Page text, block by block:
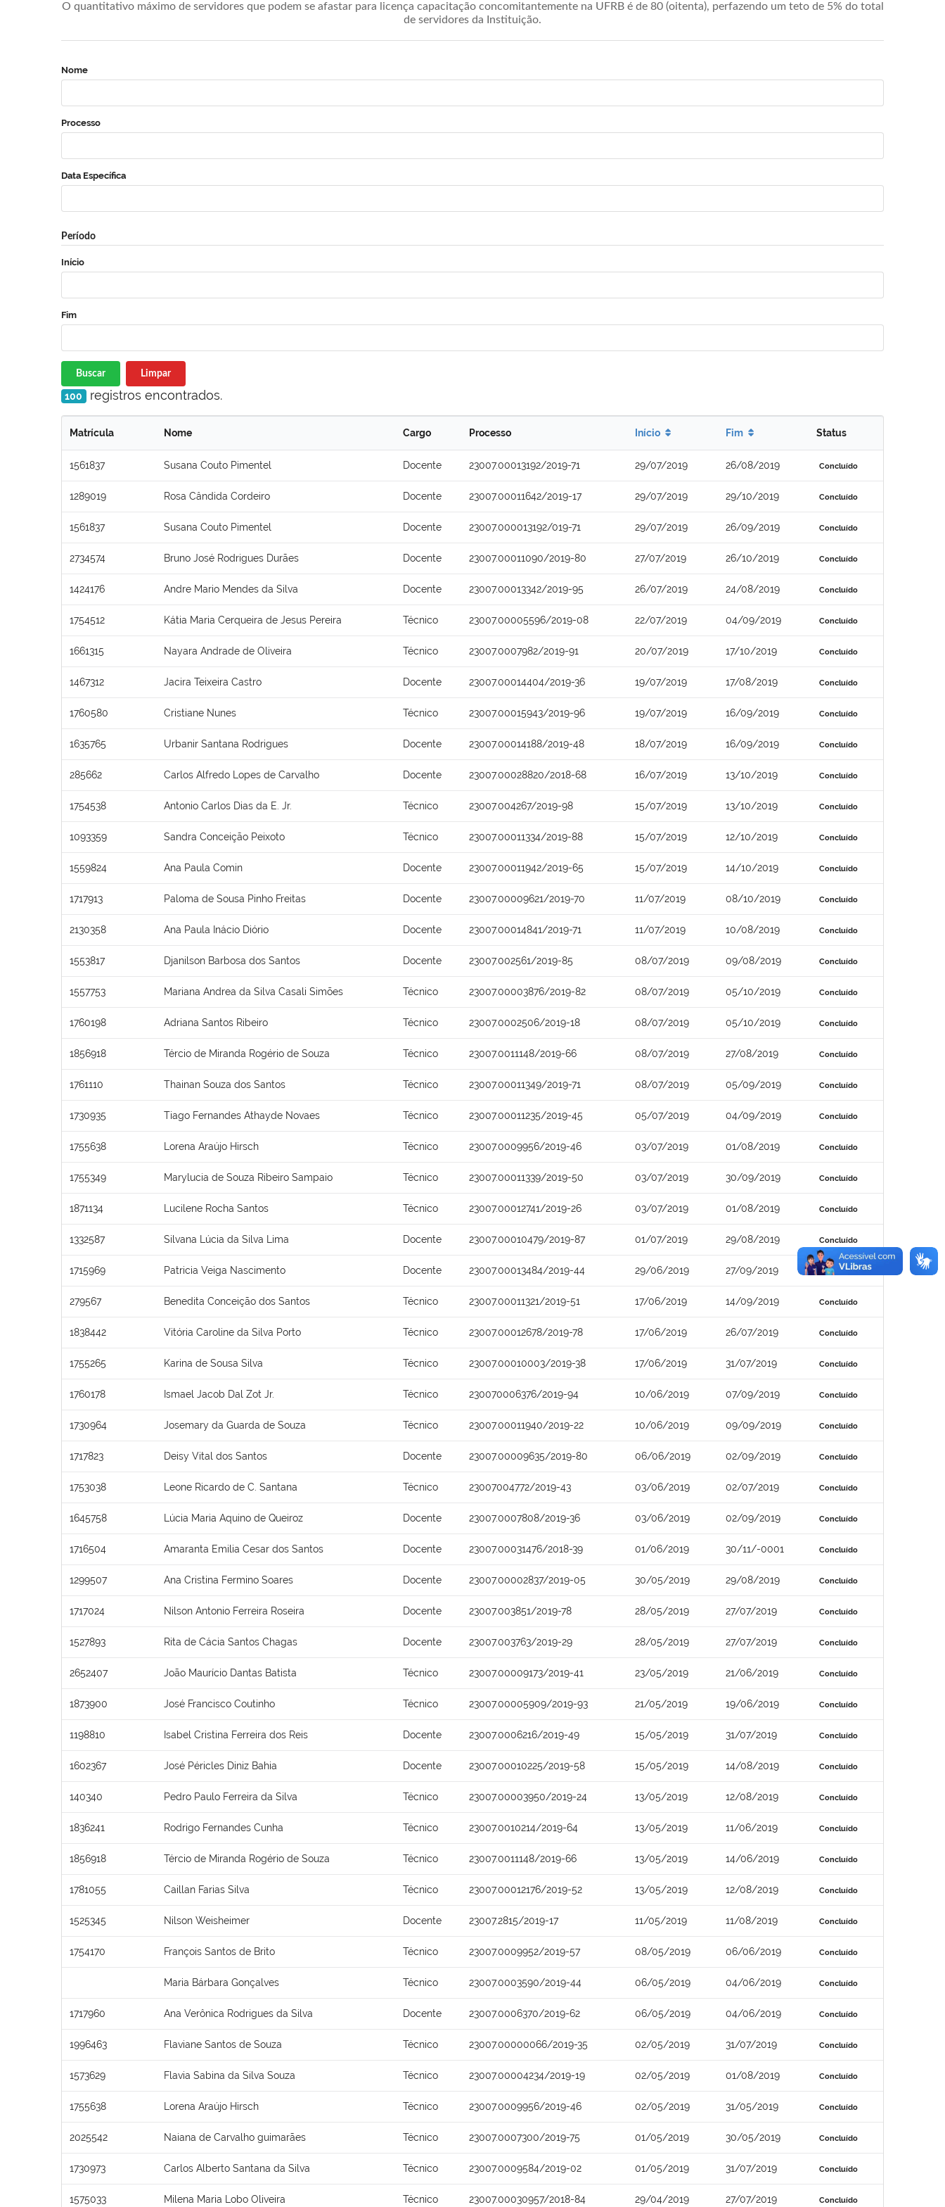
O quantitativo máximo de servidores que podem se afastar para licença capacitação concomitantemente na UFRB é de 80 (oitenta), perfazendo um teto de 5% do total
de servidores da Instituição.
Nome
Processo
Data Específica
Período
Início
Fim
Buscar Limpar
100 registros encontrados.
Matrícula Nome Cargo Processo Início Fim Status
1561837 Susana Couto Pimentel Docente 23007.00013192/2019-71 29/07/2019 26/08/2019 Concluído
1289019 Rosa Cândida Cordeiro Docente 23007.00011642/2019-17 29/07/2019 29/10/2019 Concluído
1561837 Susana Couto Pimentel Docente 23007.000013192/019-71 29/07/2019 26/09/2019 Concluído
2734574 Bruno José Rodrigues Durães Docente 23007.00011090/2019-80 27/07/2019 26/10/2019 Concluído
1424176 Andre Mario Mendes da Silva Docente 23007.00013342/2019-95 26/07/2019 24/08/2019 Concluído
1754512 Kátia Maria Cerqueira de Jesus Pereira Técnico 23007.00005596/2019-08 22/07/2019 04/09/2019 Concluído
1661315 Nayara Andrade de Oliveira Técnico 23007.0007982/2019-91 20/07/2019 17/10/2019 Concluído
1467312 Jacira Teixeira Castro Docente 23007.00014404/2019-36 19/07/2019 17/08/2019 Concluído
1760580 Cristiane Nunes Técnico 23007.00015943/2019-96 19/07/2019 16/09/2019 Concluído
1635765 Urbanir Santana Rodrigues Docente 23007.00014188/2019-48 18/07/2019 16/09/2019 Concluído
285662 Carlos Alfredo Lopes de Carvalho Docente 23007.00028820/2018-68 16/07/2019 13/10/2019 Concluído
1754538 Antonio Carlos Dias da E. Jr. Técnico 23007.004267/2019-98 15/07/2019 13/10/2019 Concluído
1093359 Sandra Conceição Peixoto Técnico 23007.00011334/2019-88 15/07/2019 12/10/2019 Concluído
1559824 Ana Paula Comin Docente 23007.00011942/2019-65 15/07/2019 14/10/2019 Concluído
1717913 Paloma de Sousa Pinho Freitas Docente 23007.00009621/2019-70 11/07/2019 08/10/2019 Concluído
2130358 Ana Paula Inácio Diório Docente 23007.00014841/2019-71 11/07/2019 10/08/2019 Concluído
1553817 Djanilson Barbosa dos Santos Docente 23007.002561/2019-85 08/07/2019 09/08/2019 Concluído
1557753 Mariana Andrea da Silva Casali Simões Técnico 23007.00003876/2019-82 08/07/2019 05/10/2019 Concluído
1760198 Adriana Santos Ribeiro Técnico 23007.0002506/2019-18 08/07/2019 05/10/2019 Concluído
1856918 Tércio de Miranda Rogério de Souza Técnico 23007.0011148/2019-66 08/07/2019 27/08/2019 Concluído
1761110 Thainan Souza dos Santos Técnico 23007.00011349/2019-71 08/07/2019 05/09/2019 Concluído
1730935 Tiago Fernandes Athayde Novaes Técnico 23007.00011235/2019-45 05/07/2019 04/09/2019 Concluído
1755638 Lorena Araújo Hirsch Técnico 23007.0009956/2019-46 03/07/2019 01/08/2019 Concluído
1755349 Marylucia de Souza Ribeiro Sampaio Técnico 23007.00011339/2019-50 03/07/2019 30/09/2019 Concluído
1871134 Lucilene Rocha Santos Técnico 23007.00012741/2019-26 03/07/2019 01/08/2019 Concluído
1332587 Silvana Lúcia da Silva Lima Docente 23007.00010479/2019-87 01/07/2019 29/08/2019 Concluído
1715969 Patricia Veiga Nascimento Docente 23007.00013484/2019-44 29/06/2019 27/09/2019 Concluído
279567 Benedita Conceição dos Santos Técnico 23007.00011321/2019-51 17/06/2019 14/09/2019 Concluído
1838442 Vitória Caroline da Silva Porto Técnico 23007.00012678/2019-78 17/06/2019 26/07/2019 Concluído
1755265 Karina de Sousa Silva Técnico 23007.00010003/2019-38 17/06/2019 31/07/2019 Concluído
1760178 Ismael Jacob Dal Zot Jr. Técnico 230070006376/2019-94 10/06/2019 07/09/2019 Concluído
1730964 Josemary da Guarda de Souza Técnico 23007.00011940/2019-22 10/06/2019 09/09/2019 Concluído
1717823 Deisy Vital dos Santos Docente 23007.00009635/2019-80 06/06/2019 02/09/2019 Concluído
1753038 Leone Ricardo de C. Santana Técnico 23007004772/2019-43 03/06/2019 02/07/2019 Concluído
1645758 Lúcia Maria Aquino de Queiroz Docente 23007.0007808/2019-36 03/06/2019 02/09/2019 Concluído
1716504 Amaranta Emilia Cesar dos Santos Docente 23007.00031476/2018-39 01/06/2019 30/11/-0001 Concluído
1299507 Ana Cristina Fermino Soares Docente 23007.00002837/2019-05 30/05/2019 29/08/2019 Concluído
1717024 Nilson Antonio Ferreira Roseira Docente 23007.003851/2019-78 28/05/2019 27/07/2019 Concluído
1527893 Rita de Cácia Santos Chagas Docente 23007.003763/2019-29 28/05/2019 27/07/2019 Concluído
2652407 João Maurício Dantas Batista Técnico 23007.00009173/2019-41 23/05/2019 21/06/2019 Concluído
1873900 José Francisco Coutinho Técnico 23007.00005909/2019-93 21/05/2019 19/06/2019 Concluído
1198810 Isabel Cristina Ferreira dos Reis Docente 23007.0006216/2019-49 15/05/2019 31/07/2019 Concluído
1602367 José Péricles Diniz Bahia Docente 23007.00010225/2019-58 15/05/2019 14/08/2019 Concluído
140340 Pedro Paulo Ferreira da Silva Técnico 23007.00003950/2019-24 13/05/2019 12/08/2019 Concluído
1836241 Rodrigo Fernandes Cunha Técnico 23007.0010214/2019-64 13/05/2019 11/06/2019 Concluído
1856918 Tércio de Miranda Rogério de Souza Técnico 23007.0011148/2019-66 13/05/2019 14/06/2019 Concluído
1781055 Caillan Farias Silva Técnico 23007.00012176/2019-52 13/05/2019 12/08/2019 Concluído
1525345 Nilson Weisheimer Docente 23007.2815/2019-17 11/05/2019 11/08/2019 Concluído
1754170 François Santos de Brito Técnico 23007.0009952/2019-57 08/05/2019 06/06/2019 Concluído
Maria Bárbara Gonçalves Técnico 23007.0003590/2019-44 06/05/2019 04/06/2019 Concluído
1717960 Ana Verônica Rodrigues da Silva Docente 23007.0006370/2019-62 06/05/2019 04/06/2019 Concluído
1996463 Flaviane Santos de Souza Técnico 23007.00000066/2019-35 02/05/2019 31/07/2019 Concluído
1573629 Flavia Sabina da Silva Souza Técnico 23007.00004234/2019-19 02/05/2019 01/08/2019 Concluído
1755638 Lorena Araújo Hirsch Técnico 23007.0009956/2019-46 02/05/2019 31/05/2019 Concluído
2025542 Naiana de Carvalho guimarães Técnico 23007.0007300/2019-75 01/05/2019 30/05/2019 Concluído
1730973 Carlos Alberto Santana da Silva Técnico 23007.0009584/2019-02 01/05/2019 31/07/2019 Concluído
1575033 Milena Maria Lobo Oliveira Técnico 23007.00030957/2018-84 29/04/2019 27/07/2019 Concluído